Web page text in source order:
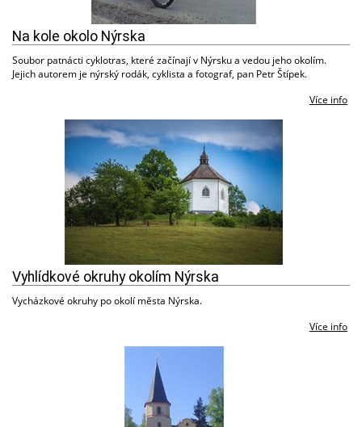
Na kole okolo Nýrska
Soubor patnácti cyklotras, které začínají v Nýrsku a vedou jeho okolím.
Jejich autorem je nýrský rodák, cyklista a fotograf, pan Petr Štípek.
Více info
Vyhlídkové okruhy okolím Nýrska
Vycházkové okruhy po okolí města Nýrska.
Více info